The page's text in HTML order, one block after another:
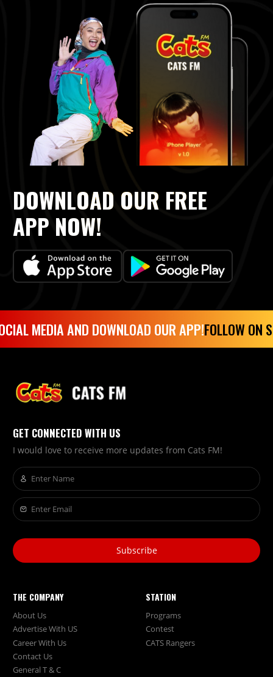
DOWNLOAD OUR FREE
APP NOW!
MEDIA AND DOWNLOAD OUR APP!FOLLOW ON
GET CONNECTED WITH US
I would love to receive more updates from Cats FM!
Subscribe
THE COMPANY
About Us
Advertise With US
Career With Us
Contact Us
General T & C
STATION
Programs
Contest
CATS Rangers